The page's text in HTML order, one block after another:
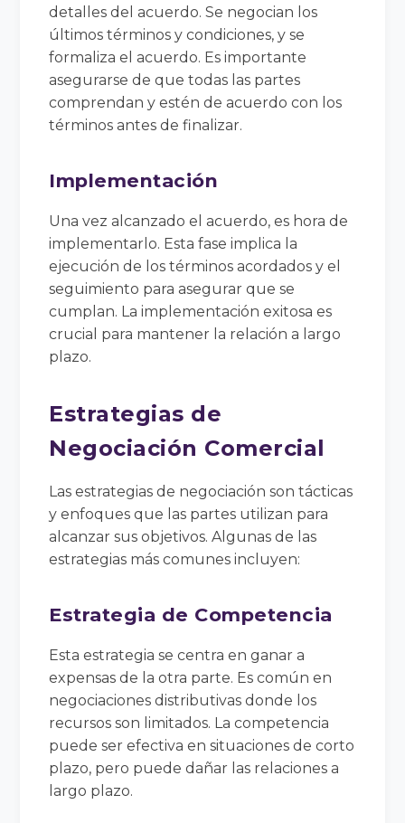
detalles del acuerdo. Se negocian los
últimos términos y condiciones, y se
formaliza el acuerdo. Es importante
asegurarse de que todas las partes
comprendan y estén de acuerdo con los
términos antes de finalizar.
Implementación
Una vez alcanzado el acuerdo, es hora de
implementarlo. Esta fase implica la
ejecución de los términos acordados y el
seguimiento para asegurar que se
cumplan. La implementación exitosa es
crucial para mantener la relación a largo
plazo.
Estrategias de
Negociación Comercial
Las estrategias de negociación son tácticas
y enfoques que las partes utilizan para
alcanzar sus objetivos. Algunas de las
estrategias más comunes incluyen:
Estrategia de Competencia
Esta estrategia se centra en ganar a
expensas de la otra parte. Es común en
negociaciones distributivas donde los
recursos son limitados. La competencia
puede ser efectiva en situaciones de corto
plazo, pero puede dañar las relaciones a
largo plazo.